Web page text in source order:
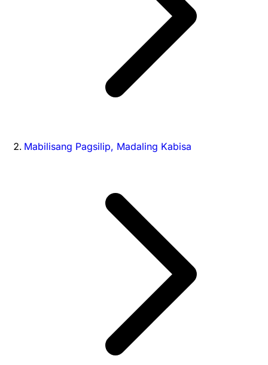
Mabilisang Pagsilip, Madaling Kabisa